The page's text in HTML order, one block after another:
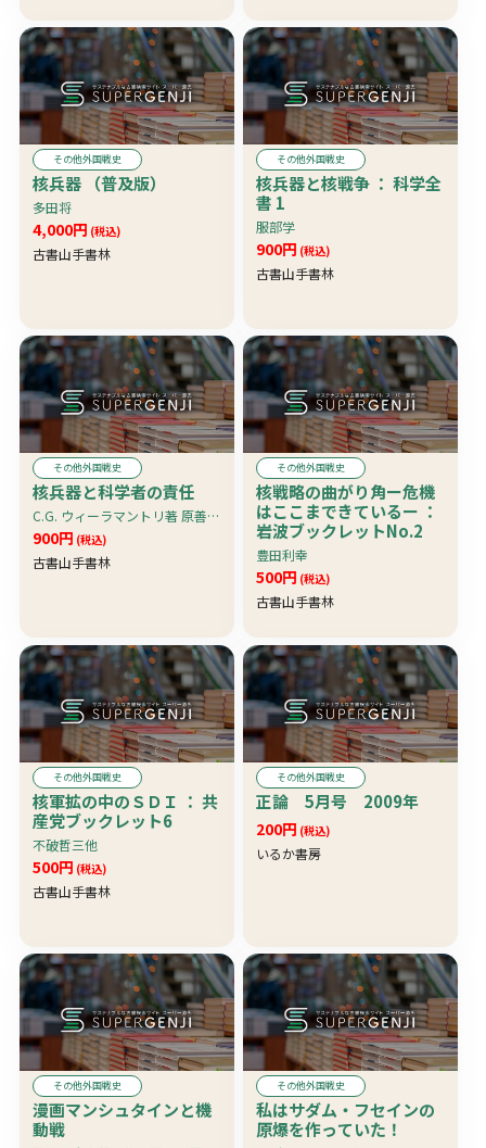
その他外国戦史
核兵器 （普及版）
多田将
4,000円 (税込)
古書山手書林
その他外国戦史
核兵器と核戦争 ： 科学全
書 1
服部学
900円 (税込)
古書山手書林
その他外国戦史
核兵器と科学者の責任
C.G. ウィーラマントリ著 原善四郎・桜木澄和訳
900円 (税込)
古書山手書林
その他外国戦史
核戦略の曲がり角ー危機
はここまできているー ：
岩波ブックレットNo.2
豊田利幸
500円 (税込)
古書山手書林
その他外国戦史
核軍拡の中のＳＤＩ ： 共
産党ブックレット6
不破哲三他
500円 (税込)
古書山手書林
その他外国戦史
正論 5月号 2009年
200円 (税込)
いるか書房
その他外国戦史
漫画マンシュタインと機
動戦
その他外国戦史
私はサダム・フセインの
原爆を作っていた！